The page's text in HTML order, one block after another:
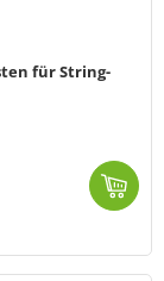
für String-